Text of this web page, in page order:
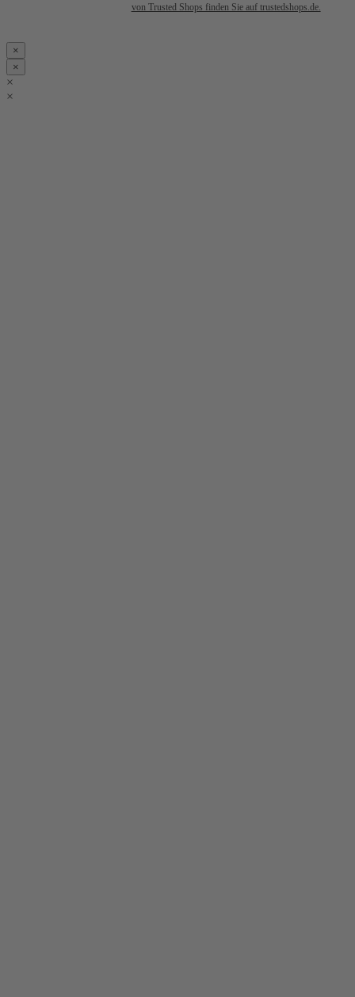
von Trusted Shops finden Sie auf trustedshops.de.
×
×
×
×